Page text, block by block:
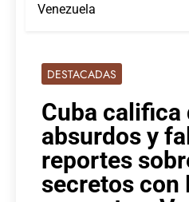
Venezuela
DESTACADAS
Cuba califica
absurdos y
reportes
secretos con